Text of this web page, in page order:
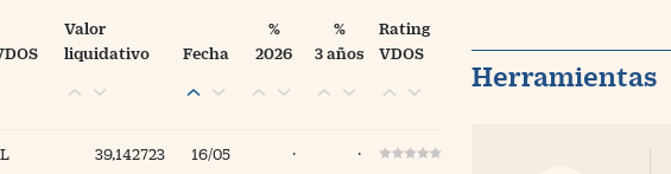
Newsletter
Valor
liquidativo
Fecha
%
2026
%
3 años
Rating
VDOS
39,142723 16/05 · ·
Herramientas